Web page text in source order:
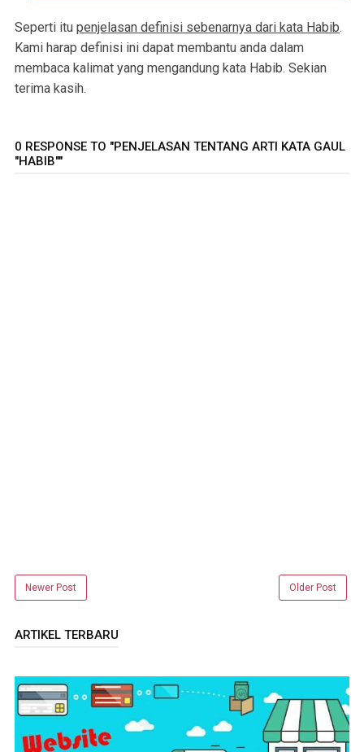
Seperti itu penjelasan definisi sebenarnya dari kata Habib.
Kami harap definisi ini dapat membantu anda dalam
membaca kalimat yang mengandung kata Habib. Sekian
terima kasih.
0 RESPONSE TO "PENJELASAN TENTANG ARTI KATA GAUL
"HABIB""
Newer Post Older Post
ARTIKEL TERBARU